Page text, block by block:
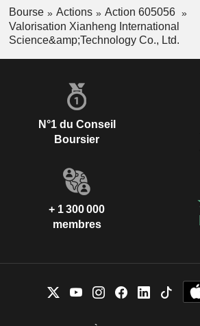
Bourse Actions
Action 605056
Valorisation Xianheng International
Science&amp;Technology Co., Ltd.
N°1 du Conseil
Boursier
+ 1 300 000
membres